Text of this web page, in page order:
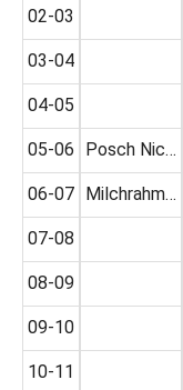
02-03
03-04
04-05
05-06
06-07
07-08
08-09
09-10
10-11
Posch Nic…
Milchrahm…